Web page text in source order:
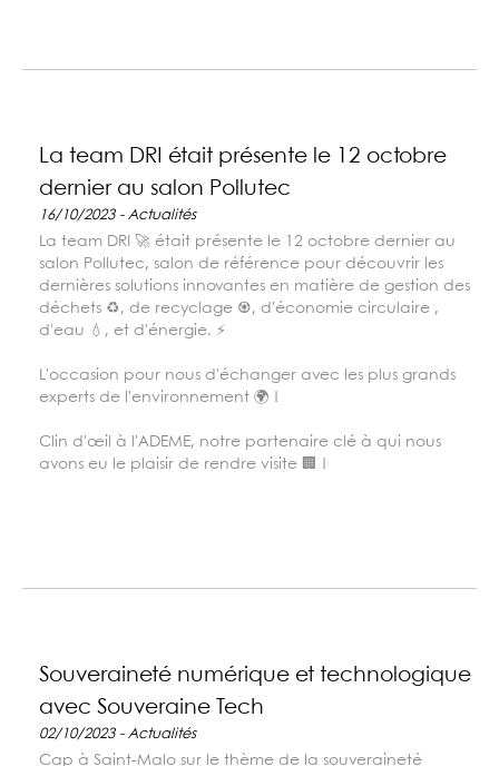
La team DRI était présente le 12 octobre
dernier au salon Pollutec
16/10/2023 - Actualités
La team DRI 🚀 était présente le 12 octobre dernier au
salon Pollutec, salon de référence pour découvrir les
dernières solutions innovantes en matière de gestion des
déchets ♻, de recyclage ♼, d'économie circulaire ,
d'eau 💧, et d'énergie. ⚡
L'occasion pour nous d'échanger avec les plus grands
experts de l'environnement 🌍 !
Clin d'œil à l'ADEME, notre partenaire clé à qui nous
avons eu le plaisir de rendre visite 🏢 !
Souveraineté numérique et technologique
avec Souveraine Tech
02/10/2023 - Actualités
Cap à Saint-Malo sur le thème de la souveraineté